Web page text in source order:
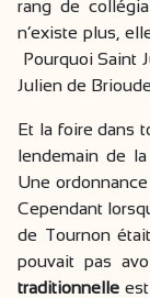
rang de
n’existe plus,
Pourquoi Saint
Julien de
Et la foire dans
lendemain de
Une
Cependant
de Tournon
pouvait pas
traditionnelle